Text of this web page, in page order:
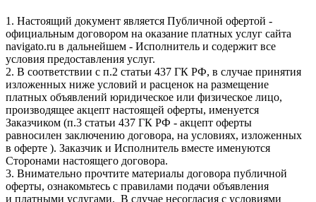
1. Настоящий документ является Публичной офертой -
официальным договором на оказание платных услуг сайта
navigato.ru в дальнейшем - Исполнитель и содержит все
условия предоставления услуг.
2. В соответствии с п.2 статьи 437 ГК РФ, в случае принятия
изложенных ниже условий и расценок на размещение
платных объявлений юридическое или физическое лицо,
производящее акцепт настоящей оферты, именуется
Заказчиком (п.3 статьи 437 ГК РФ - акцепт оферты
равносилен заключению договора, на условиях, изложенных
в оферте ). Заказчик и Исполнитель вместе именуются
Сторонами настоящего договора.
3. Внимательно прочтите материалы договора публичной
оферты, ознакомьтесь с правилами подачи объявления
и платными услугами. В случае несогласия с условиями